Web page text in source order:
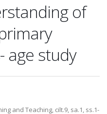
of
age study
and Teaching, cilt.9, sa.1, ss.1-